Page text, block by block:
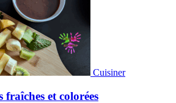
Cuisiner
et colorées